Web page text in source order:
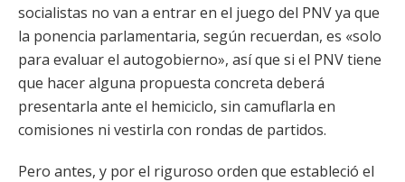
socialistas no van a entrar en el juego del PNV ya que
la ponencia parlamentaria, según recuerdan, es «solo
para evaluar el autogobierno», así que si el PNV tiene
que hacer alguna propuesta concreta deberá
presentarla ante el hemiciclo, sin camuflarla en
comisiones ni vestirla con rondas de partidos.
Pero antes, y por el riguroso orden que estableció el